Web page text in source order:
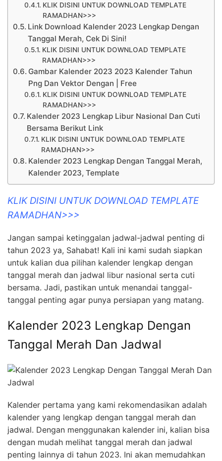
KLIK DISINI UNTUK DOWNLOAD TEMPLATE
RAMADHAN>>>
Link Download Kalender 2023 Lengkap Dengan
Tanggal Merah, Cek Di Sini!
KLIK DISINI UNTUK DOWNLOAD TEMPLATE
RAMADHAN>>>
Gambar Kalender 2023 2023 Kalender Tahun
Png Dan Vektor Dengan | Free
KLIK DISINI UNTUK DOWNLOAD TEMPLATE
RAMADHAN>>>
Kalender 2023 Lengkap Libur Nasional Dan Cuti
Bersama Berikut Link
KLIK DISINI UNTUK DOWNLOAD TEMPLATE
RAMADHAN>>>
Kalender 2023 Lengkap Dengan Tanggal Merah,
Kalender 2023, Template
KLIK DISINI UNTUK DOWNLOAD TEMPLATE
RAMADHAN>>>
Jangan sampai ketinggalan jadwal-jadwal penting di
tahun 2023 ya, Sahabat! Kali ini kami sudah siapkan
untuk kalian dua pilihan kalender lengkap dengan
tanggal merah dan jadwal libur nasional serta cuti
bersama. Jadi, pastikan untuk menandai tanggal-
tanggal penting agar punya persiapan yang matang.
Kalender 2023 Lengkap Dengan
Tanggal Merah Dan Jadwal
Kalender pertama yang kami rekomendasikan adalah
kalender yang lengkap dengan tanggal merah dan
jadwal. Dengan menggunakan kalender ini, kalian bisa
dengan mudah melihat tanggal merah dan jadwal
penting lainnya di tahun 2023. Ini akan memudahkan